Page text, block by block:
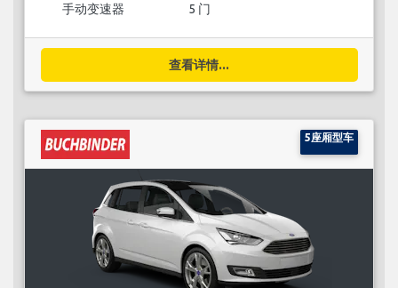
手动变速器 5 门
查看详情...
5座厢型车